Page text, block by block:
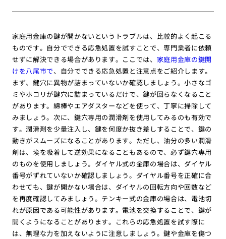
家庭用金庫の鍵が開かないというトラブルは、比較的よく起こる
ものです。自分でできる応急処置を試すことで、専門業者に依頼
せずに解決できる場合があります。ここでは、 家庭用金庫の鍵開
けを八尾市で、自分でできる応急処置と注意点をご紹介します。
まず、鍵穴に異物が詰まっていないか確認しましょう。小さなゴ
ミやホコリが鍵穴に詰まっているだけで、鍵が回らなくなること
があります。綿棒やエアダスターなどを使って、丁寧に掃除して
みましょう。次に、鍵穴専用の潤滑剤を使用してみるのも有効で
す。潤滑剤を少量注入し、鍵を何度か抜き差しすることで、鍵の
動きがスムーズになることがあります。ただし、油分の多い潤滑
剤は、埃を吸着して逆効果になることもあるので、必ず鍵穴専用
のものを使用しましょう。ダイヤル式の金庫の場合は、ダイヤル
番号がずれていないか確認しましょう。ダイヤル番号を正確に合
わせても、鍵が開かない場合は、ダイヤルの回転方向や回数など
を再度確認してみましょう。テンキー式の金庫の場合は、電池切
れが原因である可能性があります。電池を交換することで、鍵が
開くようになることがあります。これらの応急処置を試す際に
は、無理な力を加えないように注意しましょう。鍵や金庫を傷つ